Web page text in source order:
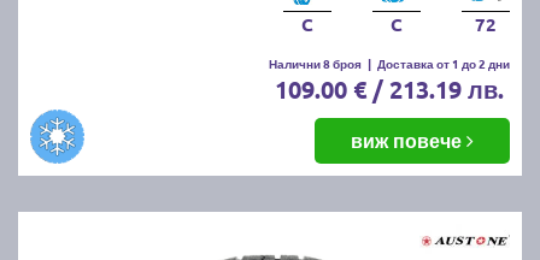
C C 72
Налични 8 броя | Доставка от 1 до 2 дни
109.00 € / 213.19 лв.
виж повече